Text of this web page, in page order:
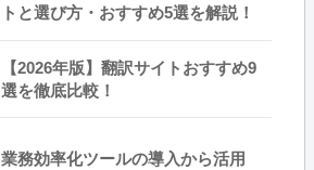
トと選び方・おすすめ5選を解説！
【2026年版】翻訳サイトおすすめ9
選を徹底比較！
業務効率化ツールの導入から活用